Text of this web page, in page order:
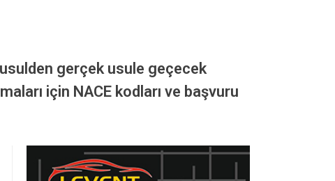
usulden gerçek usule geçecek
için NACE kodları ve başvuru